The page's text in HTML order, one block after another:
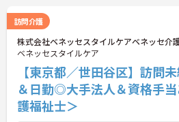
で1対1のケアにじっくり専念でき、介
どの専門知識も身につきます。年間休日
期・後期特別休暇含む）に加え、未就
き月1万円の保育手当や医療費補助など
はの福利厚生が完備されており、安心
続けられる魅力的な職場です。
★おすすめPOINT★
＜未経験でも安心！「必ず同行」の丁寧
訪問介護
株式会社ベネッセスタイルケアベネッセ介
ベネッセスタイルケア
【東京都／世田谷区】訪問
＆日勤◎大手法人＆資格手
護福祉士＞